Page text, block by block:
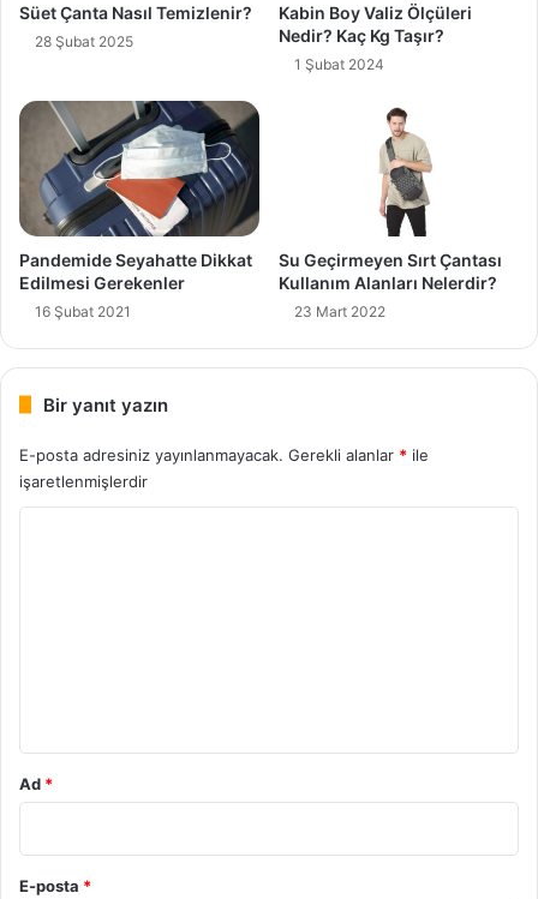
Süet Çanta Nasıl Temizlenir?
28 Şubat 2025
Kabin Boy Valiz Ölçüleri
Nedir? Kaç Kg Taşır?
1 Şubat 2024
Pandemide Seyahatte Dikkat
Edilmesi Gerekenler
16 Şubat 2021
Su Geçirmeyen Sırt Çantası
Kullanım Alanları Nelerdir?
23 Mart 2022
Bir yanıt yazın
E-posta adresiniz yayınlanmayacak. Gerekli alanlar * ile
işaretlenmişlerdir
Ad *
E-posta *